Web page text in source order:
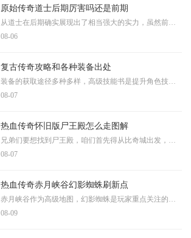
原始传奇道士后期厉害吗还是前期
从道士在后期确实展现出了相当强大的实力，虽然前期可能显得有些平淡无奇，但一旦熬过了成长阶段，就会体验到完全不同的游戏感受。在刚开始游戏的时候，道士的爆发力确实不如
08-06
复古传奇攻略和各种装备出处
装备的获取途径多种多样，高级技能书是提升角色技能等级的重要道具，主要通过击败特定怪物获得，包括尸王、白野猪、沃玛卫士和邪恶钳虫，这些怪物是获取初级到中级技能书的主
08-07
热血传奇怀旧版尸王殿怎么走图解
兄弟们要想找到尸王殿，咱们首先得从比奇城出发，往正右方前进就能看到废弃矿区的入口，具体的坐标位置在664,214附近。进入矿区后我们得特别留意路线选择，沿着通道拐一个弯千万
08-07
热血传奇赤月峡谷幻影蜘蛛刷新点
赤月峡谷作为高级地图，幻影蜘蛛是玩家重点关注的目标之一，其刷新位置具有特定规律。幻影蜘蛛通常出现在赤月峡谷的若干固定区域，主要包括峡谷广场、抉择之地、山谷秘道以及
08-09